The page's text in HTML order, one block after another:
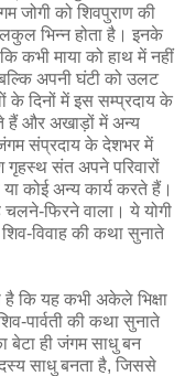
जोगी को शिवपुराण की
भिन्न होता है। इनके
कभी माया को हाथ में नहीं
अपनी घंटी को उलट
के दिनों में इस सम्प्रदाय के
हैं और अखाड़ों में अन्य
संप्रदाय के देशभर में
संत अपने परिवारों
कोई अन्य कार्य करते हैं।
चलने-फिरने वाला। ये योगी
विवाह की कथा सुनाते
है कि यह कभी अकेले भिक्षा
पार्वती की कथा सुनाते
बेटा ही जंगम साधु बन
साधु बनता है, जिससे